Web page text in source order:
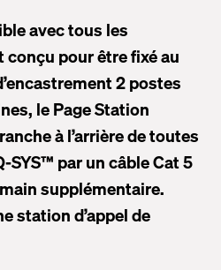
avec tous les
conçu pour être fixé au
2 postes
le Page Station
à l’arrière de toutes
SYS™ par un câble Cat 5
supplémentaire.
station d’appel de